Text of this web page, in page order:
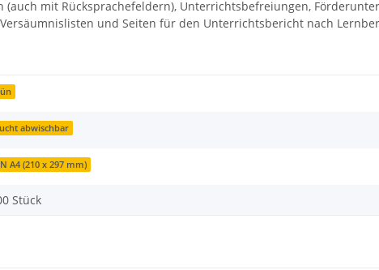
mit Rücksprachefeldern), Unterrichtsbefreiungen,
und Seiten für den Unterrichtsbericht nach
abwischbar
A4 (210 x 297 mm)
Stück